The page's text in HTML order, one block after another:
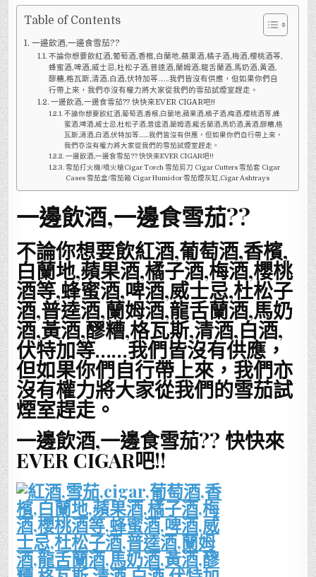
Table of Contents
一邊飲酒,一邊食雪茄??
不論你想要飲紅酒,葡萄酒,香檳,白蘭地,蘋果酒,橘子酒,梅酒,櫻桃酒等,
蜂蜜酒,啤酒,威士忌,杜松子酒,普逵酒,蘭姆酒,龍舌蘭酒,馬奶酒,黃酒,
醪糟,格瓦斯,清酒,白酒,伏特加等……我們皆沒有供應，但如果你們自
行帶上來，我們亦沒有權力將大家從我們的雪茄試煙室趕走。
一邊飲酒,一邊食雪茄?? 快快來EVER CIGAR吧!!
不論你想要飲紅酒,葡萄酒,香檳,白蘭地,蘋果酒,橘子酒,梅酒,櫻桃酒等,蜂
蜜酒,啤酒,威士忌,杜松子酒,普逵酒,蘭姆酒,龍舌蘭酒,馬奶酒,黃酒,醪糟,格
瓦斯,清酒,白酒,伏特加等……我們皆沒有供應，但如果你們自行帶上來，
我們亦沒有權力將大家從我們的雪茄試煙室趕走。
一邊飲酒,一邊食雪茄?? 快快來EVER CIGAR吧!!
雪茄打火機/噴火槍Cigar Torch 雪茄剪刀 Cigar Cutters 雪茄套 Cigar
Cases 雪茄盒/雪茄箱 Cigar Humidor 雪茄煙灰缸,Cigar Ashtrays
一邊飲酒,一邊食雪茄??
不論你想要飲紅酒,葡萄酒,香檳,
白蘭地,蘋果酒,橘子酒,梅酒,櫻桃
酒等,蜂蜜酒,啤酒,威士忌,杜松子
酒,普逵酒,蘭姆酒,龍舌蘭酒,馬奶
酒,黃酒,醪糟,格瓦斯,清酒,白酒,
伏特加等……我們皆沒有供應，
但如果你們自行帶上來，我們亦
沒有權力將大家從我們的雪茄試
煙室趕走。
一邊飲酒,一邊食雪茄?? 快快來
EVER CIGAR吧!!